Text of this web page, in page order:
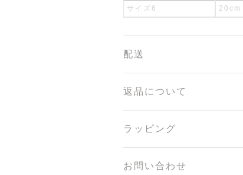
サイズ6 20cm
配送
返品について
ラッピング
お問い合わせ